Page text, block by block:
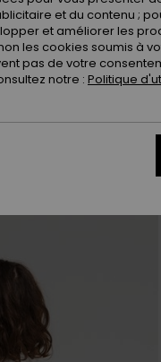
et du contenu ;
et améliorer les
les cookies soumis à
pas de votre
notre : Politique